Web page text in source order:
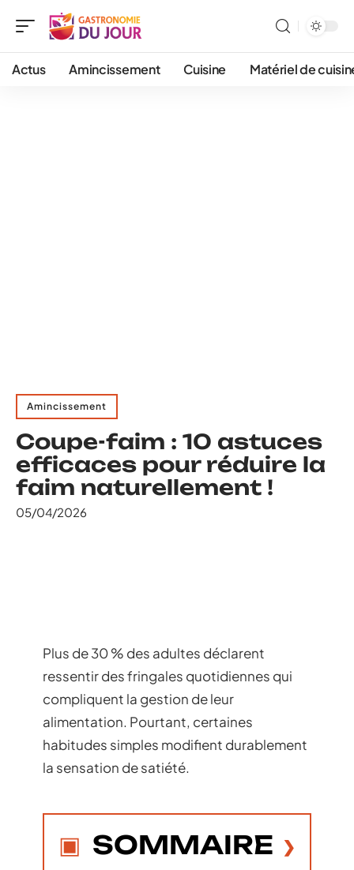
Actus Amincissement Cuisine Matériel de
Amincissement
Coupe-faim : 10 astuces
efficaces pour réduire la
faim naturellement !
05/04/2026
Plus de 30 % des adultes déclarent
ressentir des fringales quotidiennes qui
compliquent la gestion de leur
alimentation. Pourtant, certaines
habitudes simples modifient durablement
la sensation de satiété.
SOMMAIRE